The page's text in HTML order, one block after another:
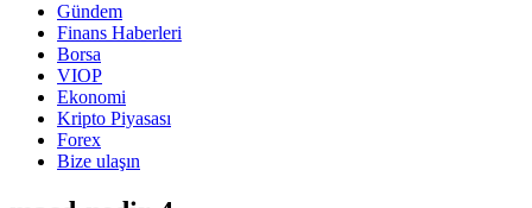
Gündem
Finans Haberleri
Borsa
VIOP
Ekonomi
Kripto Piyasası
Forex
Bize ulaşın